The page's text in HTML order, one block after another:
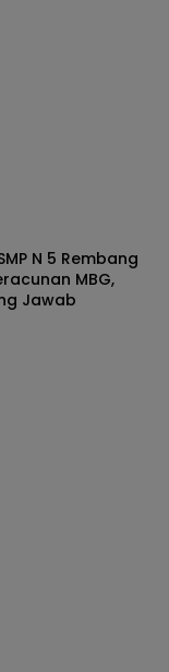
N 5 Rembang
MBG,
Jawab